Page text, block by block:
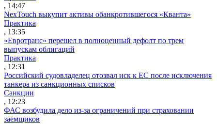
, 14:47
NexTouch выкупит активы обанкротившегося «Кванта»
Практика
, 13:35
«Евротранс» перешел в полноценный дефолт по трем
выпускам облигаций
Практика
, 12:31
Российский судовладелец отозвал иск к ЕС после исключения
танкера из санкционных списков
Санкции
, 12:23
ФАС возбудила дело из-за ограничений при страховании
заемщиков